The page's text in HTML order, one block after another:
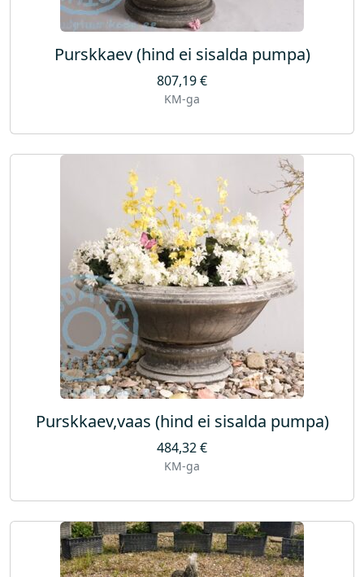
Purskkaev (hind ei sisalda pumpa)
807,19€
KM-ga
Purskkaev,vaas (hind ei sisalda pumpa)
484,32€
KM-ga